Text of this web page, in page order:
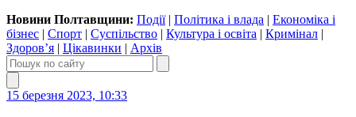
Новини Полтавщини: Події| Політика і влада | Економіка і
бізнес | Спорт | Суспільство | Культура і освіта | Кримінал |
Здоров’я | Цікавинки | Архів
15 березня 2023, 10:33